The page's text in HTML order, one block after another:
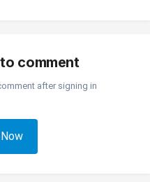
comment
after signing in